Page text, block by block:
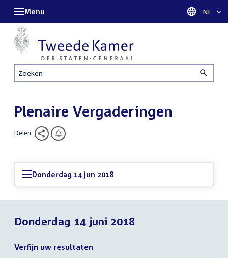
Zoeken
Menu Taal
NL
Plenaire Vergaderingen
Delen
Donderdag 14 jun 2018
Donderdag 14 juni 2018
Verfijn uw resultaten